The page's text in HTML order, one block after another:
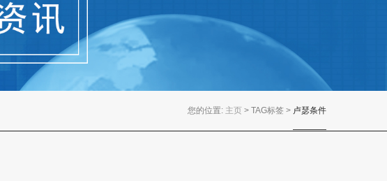
您的位置: 主页 > TAG标签 > 卢瑟条件